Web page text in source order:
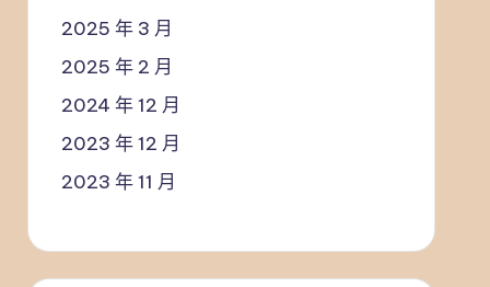
2025 年 3 月
2025 年 2 月
2024 年 12 月
2023 年 12 月
2023 年 11 月